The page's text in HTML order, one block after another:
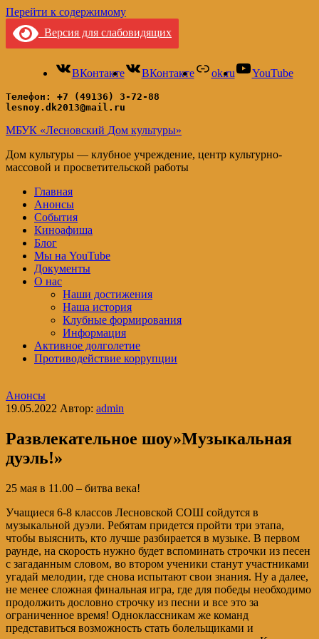
Перейти к содержимому
Версия для слабовидящих
ВКонтакте ВКонтакте ok.ru YouTube
Телефон: +7 (49136) 3-72-88
lesnoy.dk2013@mail.ru
МБУК «Лесновский Дом культуры»
Дом культуры — клубное учреждение, центр культурно-
массовой и просветительской работы
Главная
Анонсы
События
Киноафиша
Блог
Мы на YouTube
Документы
О нас
Наши достижения
Наша история
Клубные формирования
Информация
Активное долголетие
Противодействие коррупции
Анонсы
19.05.2022 Автор: admin
Развлекательное шоу»Музыкальная
дуэль!»
25 мая в 11.00 – битва века!
Учащиеся 6-8 классов Лесновской СОШ сойдутся в
музыкальной дуэли. Ребятам придется пройти три этапа,
чтобы выяснить, кто лучше разбирается в музыке. В первом
раунде, на скорость нужно будет вспоминать строчки из песен
с загаданным словом, во втором ученики станут участниками
угадай мелодии, где снова испытают свои знания. Ну а далее,
не менее сложная финальная игра, где для победы необходимо
продолжить дословно строчку из песни и все это за
ограниченное время! Одноклассникам же команд
представиться возможность стать болельщиками и